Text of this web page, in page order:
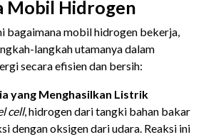
Mobil Hidrogen
bagaimana mobil hidrogen bekerja,
langkah utamanya dalam
secara efisien dan bersih:
yang Menghasilkan Listrik
cell, hidrogen dari tangki bahan bakar
dengan oksigen dari udara. Reaksi ini